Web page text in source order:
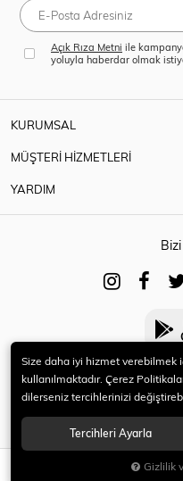
Açık Rıza Metni ile
yoluyla haberdar olmak
KURUMSAL
MÜŞTERİ HİZMETLERİ
YARDIM
© 2021
Size daha iyi hizmet
kullanılmaktadır. Çerez
dilerseniz tercihlerinizi
Tercihleri Ayarla
Gizlilik